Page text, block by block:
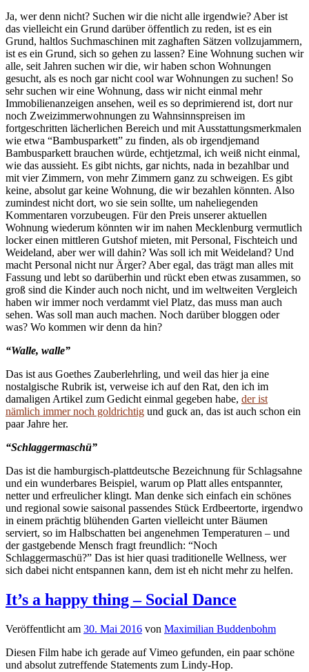
Ja, wer denn nicht? Suchen wir die nicht alle irgendwie? Aber ist
das vielleicht ein Grund darüber öffentlich zu reden, ist es ein
Grund, haltlos Suchmaschinen mit zaghaften Sätzen vollzujammern,
ist es ein Grund, sich so gehen zu lassen? Eine Wohnung suchen wir
alle, seit Jahren suchen wir die, wir haben schon Wohnungen
gesucht, als es noch gar nicht cool war Wohnungen zu suchen! So
sehr suchen wir eine Wohnung, dass wir nicht einmal mehr
Immobilienanzeigen ansehen, weil es so deprimierend ist, dort nur
noch Zweizimmerwohnungen zu Wahnsinnspreisen im
fortgeschritten lächerlichen Bereich und mit Ausstattungsmerkmalen
wie etwa “Bambusparkett” zu finden, als ob irgendjemand
Bambusparkett brauchen würde, echtjetzmal, ich weiß nicht einmal,
wie das aussieht. Es gibt nichts, gar nichts, nada in bezahlbar und
mit vier Zimmern, von mehr Zimmern ganz zu schweigen. Es gibt
keine, absolut gar keine Wohnung, die wir bezahlen könnten. Also
zumindest nicht dort, wo sie sein sollte, um naheliegenden
Kommentaren vorzubeugen. Für den Preis unserer aktuellen
Wohnung wiederum könnten wir im nahen Mecklenburg vermutlich
locker einen mittleren Gutshof mieten, mit Personal, Fischteich und
Weideland, aber wer will dahin? Was soll ich mit Weideland? Und
macht Personal nicht nur Ärger? Aber egal, das trägt man alles mit
Fassung und lebt so darüberhin und rückt eben etwas zusammen, so
groß sind die Kinder auch noch nicht, und im weltweiten Vergleich
haben wir immer noch verdammt viel Platz, das muss man auch
sehen. Was soll man auch machen. Noch darüber bloggen oder
was? Wo kommen wir denn da hin?
“Walle, walle”
Das ist aus Goethes Zauberlehrling, und weil das hier ja eine
nostalgische Rubrik ist, verweise ich auf den Rat, den ich im
damaligen Artikel zum Gedicht einmal gegeben habe, der ist
nämlich immer noch goldrichtig und guck an, das ist auch schon ein
paar Jahre her.
“Schlaggermaschü”
Das ist die hamburgisch-plattdeutsche Bezeichnung für Schlagsahne
und ein wunderbares Beispiel, warum op Platt alles entspannter,
netter und erfreulicher klingt. Man denke sich einfach ein schönes
und regional sowie saisonal passendes Stück Erdbeertorte, irgendwo
in einem prächtig blühenden Garten vielleicht unter Bäumen
serviert, so im Halbschatten bei angenehmen Temperaturen – und
der gastgebende Mensch fragt freundlich: “Noch
Schlaggermaschü?” Das ist hier quasi traditionelle Wellness, wer
sich dabei nicht entspannen kann, dem ist eh nicht mehr zu helfen.
It’s a happy thing – Social Dance
Veröffentlicht am 30. Mai 2016 von Maximilian Buddenbohm
Diesen Film habe ich gerade auf Vimeo gefunden, ein paar schöne
und absolut zutreffende Statements zum Lindy-Hop.